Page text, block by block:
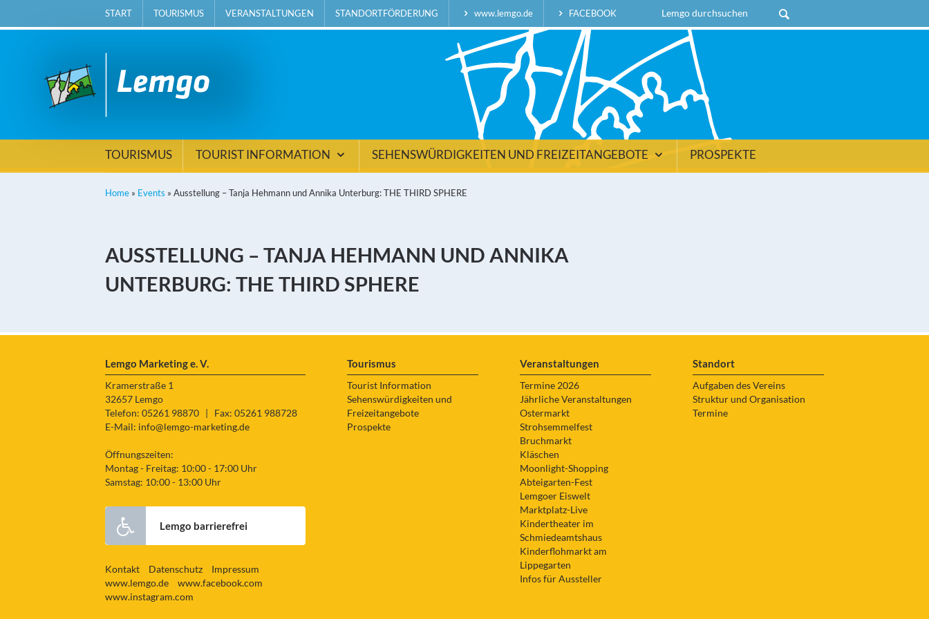
START TOURISMUS VERANSTALTUNGEN STANDORTFÖRDERUNG www.lemgo.de FACEBOOK
TOURISMUS TOURIST INFORMATION SEHENSWÜRDIGKEITEN UND FREIZEITANGEBOTE PROSPEKTE
Home » Events » Ausstellung – Tanja Hehmann und Annika Unterburg: THE THIRD SPHERE
AUSSTELLUNG – TANJA HEHMANN UND ANNIKA
UNTERBURG: THE THIRD SPHERE
Lemgo Marketing e. V.
Kramerstraße 1
32657 Lemgo
Telefon: 05261 98870
Fax: 05261 988728
E-Mail: info@lemgo-marketing.de
Öffnungszeiten:
Montag - Freitag: 10:00 - 17:00 Uhr
Samstag: 10:00 - 13:00 Uhr
Lemgo barrierefrei
Kontakt Datenschutz
Impressum
www.lemgo.de
www.facebook.com
www.instagram.com
Tourismus
Tourist Information
Sehenswürdigkeiten und
Freizeitangebote
Prospekte
Veranstaltungen
Termine 2026
Jährliche Veranstaltungen
Ostermarkt
Strohsemmelfest
Bruchmarkt
Kläschen
Moonlight-Shopping
Abteigarten-Fest
Lemgoer Eiswelt
Marktplatz-Live
Kindertheater im
Schmiedeamtshaus
Kinderflohmarkt am
Lippegarten
Infos für Aussteller
Standort
Aufgaben des Vereins
Struktur und Organisation
Termine